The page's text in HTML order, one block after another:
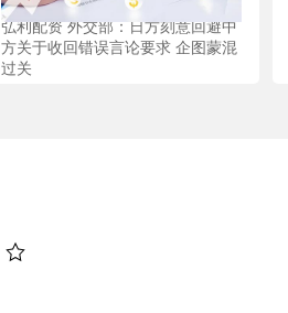
弘利配资 外交部：日方刻意回避中
方关于收回错误言论要求 企图蒙混
过关